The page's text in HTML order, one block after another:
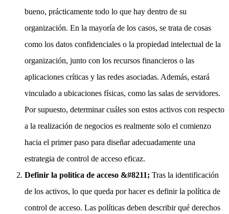
bueno, prácticamente todo lo que hay dentro de su
organización. En la mayoría de los casos, se trata de cosas
como los datos confidenciales o la propiedad intelectual de la
organización, junto con los recursos financieros o las
aplicaciones críticas y las redes asociadas. Además, estará
vinculado a ubicaciones físicas, como las salas de servidores.
Por supuesto, determinar cuáles son estos activos con respecto
a la realización de negocios es realmente solo el comienzo
hacia el primer paso para diseñar adecuadamente una
estrategia de control de acceso eficaz.
Definir la política de acceso &#8211; Tras la identificación
de los activos, lo que queda por hacer es definir la política de
control de acceso. Las políticas deben describir qué derechos